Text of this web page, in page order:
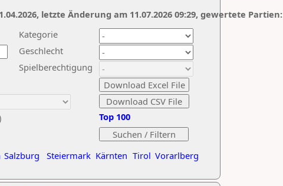
Kategorie
Geschlecht
Spielberechtigung
Salzburg Steiermark Kärnten Tirol Vorarlberg
Top 100
letzte Änderung am 11.07.2026 09:29, gewertete Partien: